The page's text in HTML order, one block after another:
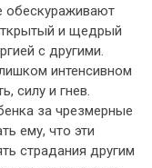
обескураживают
и щедрый
с другими.
интенсивном
силу и гнев.
за чрезмерные
ему, что эти
страдания другим